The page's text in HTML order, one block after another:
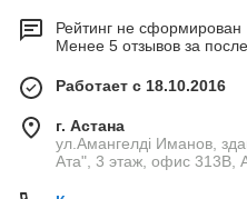
Рейтинг не сформирован
Менее 5 отзывов за
Работает с 18.10.2016
г. Астана
ул.Амангелді Иманов,
Ата", 3 этаж, офис 313В,